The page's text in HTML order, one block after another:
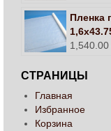
Пленка
1,540.00
СТРАНИЦЫ
Главная
Избранное
Корзина